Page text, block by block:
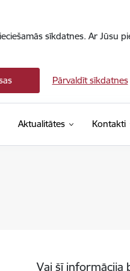
sīkdatnes. Ar Jūsu
Pārvaldīt sīkdatnes
Aktualitātes Kontakti
Vai šī informācija